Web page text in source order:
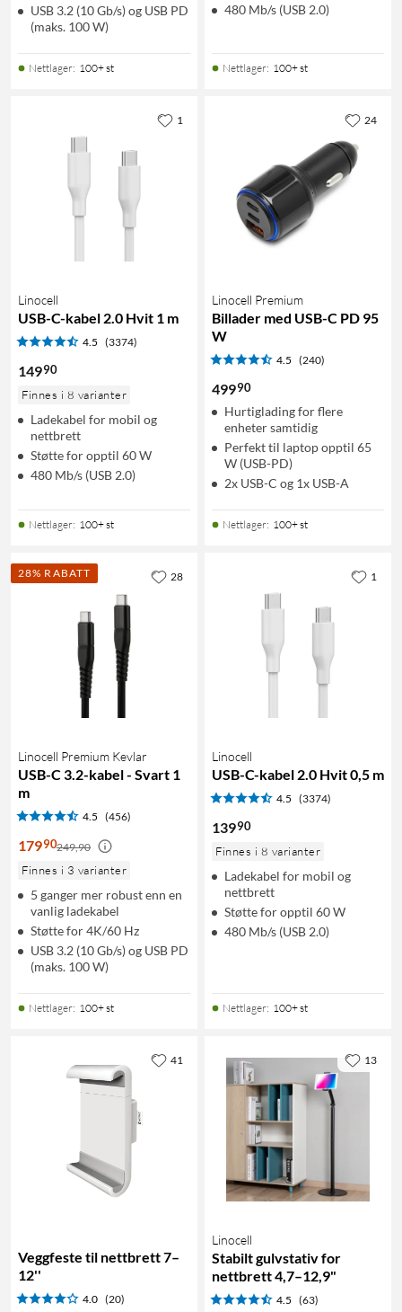
USB 3.2 (10 Gb/s) og USB PD
(maks. 100 W)
Nettlager: 100+ st
480 Mb/s (USB 2.0)
Nettlager: 100+ st
Linocell
USB-C-kabel 2.0 Hvit 1 m
4.5 (3374)
14990
Finnes i 8 varianter
Ladekabel for mobil og
nettbrett
Støtte for opptil 60 W
480 Mb/s (USB 2.0)
Nettlager: 100+ st
1
Linocell Premium
Billader med USB-C PD 95
W
4.5 (240)
49990
Hurtiglading for flere
enheter samtidig
Perfekt til laptop opptil 65
W (USB-PD)
2x USB-C og 1x USB-A
Nettlager: 100+ st
24
28% RABATT
Linocell Premium Kevlar
USB-C 3.2-kabel - Svart 1
m
4.5 (456)
17990249,90
Finnes i 3 varianter
5 ganger mer robust enn en
vanlig ladekabel
Støtte for 4K/60 Hz
USB 3.2 (10 Gb/s) og USB PD
(maks. 100 W)
Nettlager: 100+ st
28
Linocell
USB-C-kabel 2.0 Hvit 0,5 m
4.5 (3374)
13990
Finnes i 8 varianter
Ladekabel for mobil og
nettbrett
Støtte for opptil 60 W
480 Mb/s (USB 2.0)
Nettlager: 100+ st
1
Veggfeste til nettbrett 7–
12''
4.0 (20)
41
Linocell
Stabilt gulvstativ for
nettbrett 4,7–12,9"
4.5 (63)
13